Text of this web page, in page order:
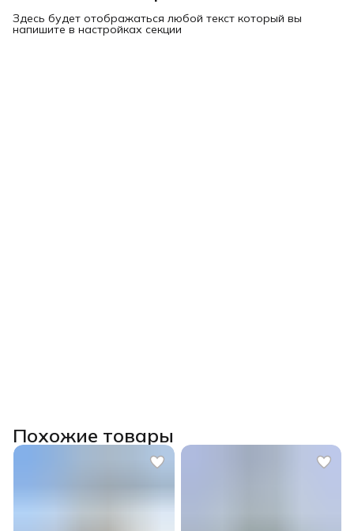
Здесь будет отображаться любой текст который вы
напишите в настройках секции
Похожие товары